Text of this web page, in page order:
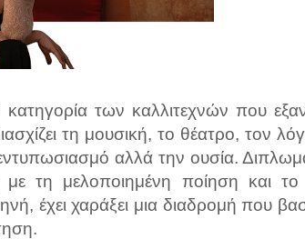
των καλλιτεχνών που
τη μουσική, το θέατρο, τον
αλλά την ουσία.
τη μελοποιημένη ποίηση και το
έχει χαράξει μια διαδρομή που